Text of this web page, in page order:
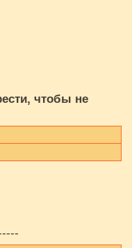
чтобы не